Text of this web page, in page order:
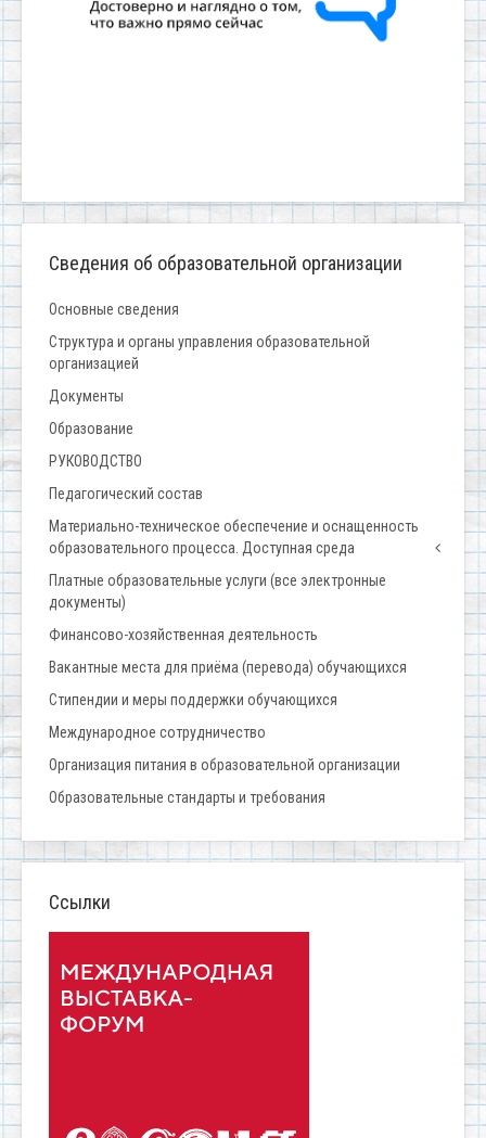
Сведения об образовательной организации
Основные сведения
Структура и органы управления образовательной
организацией
Документы
Образование
РУКОВОДСТВО
Педагогический состав
Материально-техническое обеспечение и оснащенность
образовательного процесса. Доступная среда
Платные образовательные услуги (все электронные
документы)
Финансово-хозяйственная деятельность
Вакантные места для приёма (перевода) обучающихся
Стипендии и меры поддержки обучающихся
Международное сотрудничество
Организация питания в образовательной организации
Образовательные стандарты и требования
Ссылки